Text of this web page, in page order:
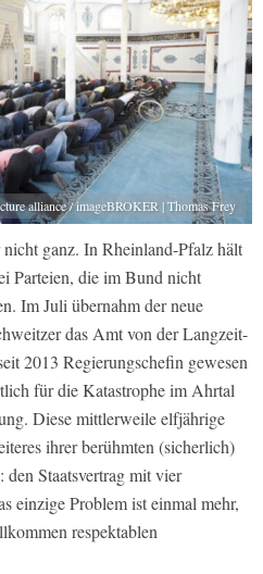
alliance / imageBROKER | Thomas Frey
ganz. In Rheinland-Pfalz hält
Parteien, die im Bund nicht
Im Juli übernahm der neue
das Amt von der Langzeit-
2013 Regierungschefin gewesen
für die Katastrophe im Ahrtal
Diese mittlerweile elfjährige
ihrer berühmten (sicherlich)
den Staatsvertrag mit vier
einzige Problem ist einmal mehr,
respektablen